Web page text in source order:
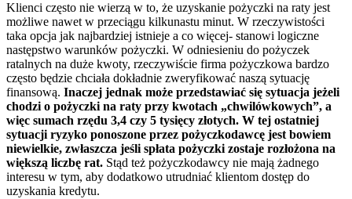
Klienci często nie wierzą w to, że uzyskanie pożyczki na raty jest
możliwe nawet w przeciągu kilkunastu minut. W rzeczywistości
taka opcja jak najbardziej istnieje a co więcej- stanowi logiczne
następstwo warunków pożyczki. W odniesieniu do pożyczek
ratalnych na duże kwoty, rzeczywiście firma pożyczkowa bardzo
często będzie chciała dokładnie zweryfikować naszą sytuację
finansową. Inaczej jednak może przedstawiać się sytuacja jeżeli
chodzi o pożyczki na raty przy kwotach „chwilówkowych”, a
więc sumach rzędu 3,4 czy 5 tysięcy złotych. W tej ostatniej
sytuacji ryzyko ponoszone przez pożyczkodawcę jest bowiem
niewielkie, zwłaszcza jeśli spłata pożyczki zostaje rozłożona na
większą liczbę rat. Stąd też pożyczkodawcy nie mają żadnego
interesu w tym, aby dodatkowo utrudniać klientom dostęp do
uzyskania kredytu.